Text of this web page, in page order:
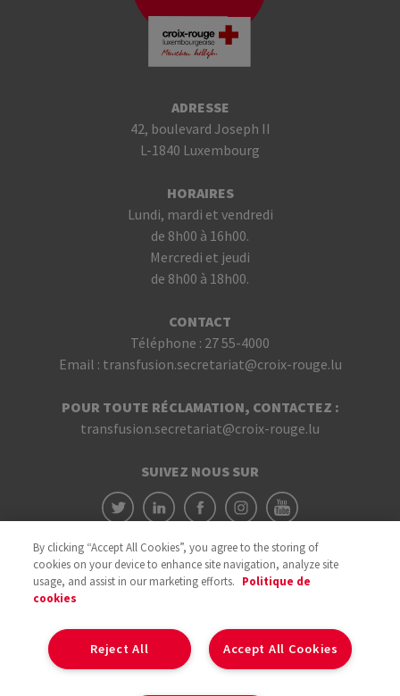
ADRESSE
42, boulevard Joseph II
L-1840 Luxembourg
HORAIRES
Lundi, mardi et vendredi
de 8h00 à 16h00.
Mercredi et jeudi
de 8h00 à 18h00.
CONTACT
Téléphone : 27 55-4000
Email : transfusion.secretariat@croix-rouge.lu
POUR TOUTE RÉCLAMATION, CONTACTEZ :
transfusion.secretariat@croix-rouge.lu
SUIVEZ NOUS SUR
By clicking “Accept All Cookies”, you agree to the storing of
cookies on your device to enhance site navigation, analyze site
usage, and assist in our marketing efforts. Politique de
cookies
Accept All Cookies
Reject All